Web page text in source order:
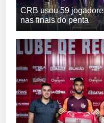
CRB usou 59
nas finais do penta